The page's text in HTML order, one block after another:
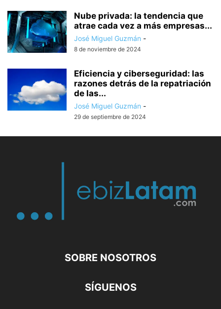
Nube privada: la tendencia que
atrae cada vez a más empresas...
José Miguel Guzmán -
8 de noviembre de 2024
Eficiencia y ciberseguridad: las
razones detrás de la repatriación
de las...
José Miguel Guzmán -
29 de septiembre de 2024
SOBRE NOSOTROS
SÍGUENOS